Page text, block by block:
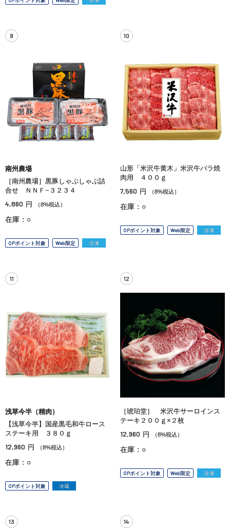
9
南州農場
［南州農場］黒豚しゃぶしゃぶ詰
合せ ＮＮＦ−３２３４
4,860 円 （8%税込）
在庫：○
OPポイント対象 Web限定 冷凍
10
山形「米沢牛黄木」米沢牛バラ焼
肉用 ４００ｇ
7,560 円 （8%税込）
在庫：○
OPポイント対象 Web限定 冷凍
11
浅草今半（精肉）
【浅草今半】国産黒毛和牛ロース
ステーキ用 ３８０ｇ
12,960 円 （8%税込）
在庫：○
OPポイント対象 冷蔵
12
［琥珀堂］ 米沢牛サーロインス
テーキ２００ｇ×２枚
12,960 円 （8%税込）
在庫：○
OPポイント対象 Web限定 冷凍
13 14